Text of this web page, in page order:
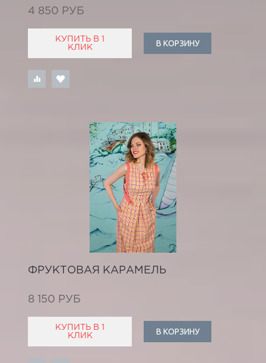
4 850 РУБ
КУПИТЬ В 1
КЛИК
В КОРЗИНУ
ФРУКТОВАЯ КАРАМЕЛЬ
8 150 РУБ
КУПИТЬ В 1
КЛИК
В КОРЗИНУ